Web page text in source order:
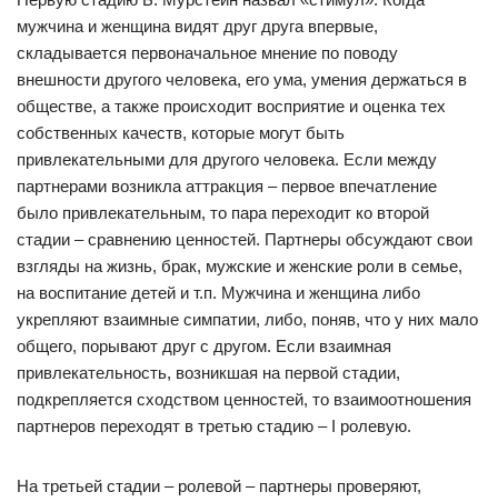
мужчина и женщина видят друг друга впервые,
складывается первоначальное мнение по поводу
внешности другого человека, его ума, умения держаться в
обществе, а также происходит восприятие и оценка тех
собственных качеств, которые могут быть
привлекательными для другого человека. Если между
партнерами возникла аттракция – первое впечатление
было привлекательным, то пара переходит ко второй
стадии – сравнению ценностей. Партнеры обсуждают свои
взгляды на жизнь, брак, мужские и женские роли в семье,
на воспитание детей и т.п. Мужчина и женщина либо
укрепляют взаимные симпатии, либо, поняв, что у них мало
общего, порывают друг с другом. Если взаимная
привлекательность, возникшая на первой стадии,
подкрепляется сходством ценностей, то взаимоотношения
партнеров переходят в третью стадию – I ролевую.
На третьей стадии – ролевой – партнеры проверяют,